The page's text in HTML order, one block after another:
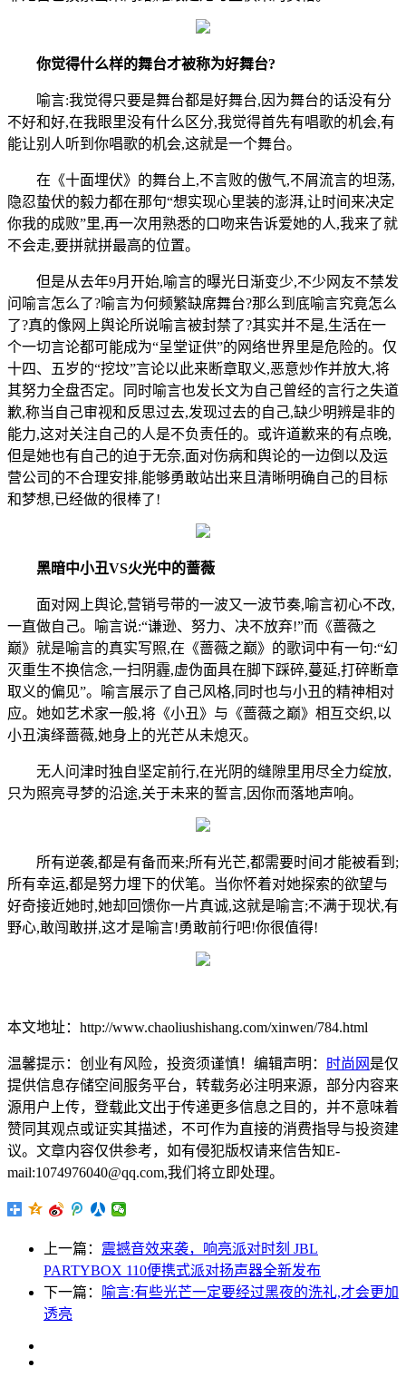
你觉得什么样的舞台才被称为好舞台?
喻言:我觉得只要是舞台都是好舞台,因为舞台的话没有分
不好和好,在我眼里没有什么区分,我觉得首先有唱歌的机会,有
能让别人听到你唱歌的机会,这就是一个舞台。
在《十面埋伏》的舞台上,不言败的傲气,不屑流言的坦荡,
隐忍蛰伏的毅力都在那句“想实现心里装的澎湃,让时间来决定
你我的成败”里,再一次用熟悉的口吻来告诉爱她的人,我来了就
不会走,要拼就拼最高的位置。
但是从去年9月开始,喻言的曝光日渐变少,不少网友不禁发
问喻言怎么了?喻言为何频繁缺席舞台?那么到底喻言究竟怎么
了?真的像网上舆论所说喻言被封禁了?其实并不是,生活在一
个一切言论都可能成为“呈堂证供”的网络世界里是危险的。仅
十四、五岁的“挖坟”言论以此来断章取义,恶意炒作并放大,将
其努力全盘否定。同时喻言也发长文为自己曾经的言行之失道
歉,称当自己审视和反思过去,发现过去的自己,缺少明辨是非的
能力,这对关注自己的人是不负责任的。或许道歉来的有点晚,
但是她也有自己的迫于无奈,面对伤病和舆论的一边倒以及运
营公司的不合理安排,能够勇敢站出来且清晰明确自己的目标
和梦想,已经做的很棒了!
黑暗中小丑VS火光中的蔷薇
面对网上舆论,营销号带的一波又一波节奏,喻言初心不改,
一直做自己。喻言说:“谦逊、努力、决不放弃!”而《蔷薇之
巅》就是喻言的真实写照,在《蔷薇之巅》的歌词中有一句:“幻
灭重生不换信念,一扫阴霾,虚伪面具在脚下踩碎,蔓延,打碎断章
取义的偏见”。喻言展示了自己风格,同时也与小丑的精神相对
应。她如艺术家一般,将《小丑》与《蔷薇之巅》相互交织,以
小丑演绎蔷薇,她身上的光芒从未熄灭。
无人问津时独自坚定前行,在光阴的缝隙里用尽全力绽放,
只为照亮寻梦的沿途,关于未来的誓言,因你而落地声响。
所有逆袭,都是有备而来;所有光芒,都需要时间才能被看到;
所有幸运,都是努力埋下的伏笔。当你怀着对她探索的欲望与
好奇接近她时,她却回馈你一片真诚,这就是喻言;不满于现状,有
野心,敢闯敢拼,这才是喻言!勇敢前行吧!你很值得!
本文地址：http://www.chaoliushishang.com/xinwen/784.html
温馨提示：创业有风险，投资须谨慎！编辑声明： 时尚网 是仅
提供信息存储空间服务平台，转载务必注明来源，部分内容来
源用户上传，登载此文出于传递更多信息之目的，并不意味着
赞同其观点或证实其描述，不可作为直接的消费指导与投资建
议。文章内容仅供参考，如有侵犯版权请来信告知E-
mail:1074976040@qq.com,我们将立即处理。
上一篇： 震撼音效来袭，响亮派对时刻 JBL
PARTYBOX 110便携式派对扬声器全新发布
下一篇：
喻言:有些光芒一定要经过黑夜的洗礼,才会更加
透亮